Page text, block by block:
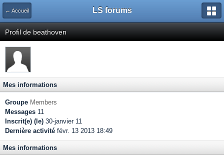
← Accueil LS forums
Profil de beathoven
Mes informations
Groupe Members
Messages 11
Inscrit(e) (le) 30-janvier 11
Dernière activité févr. 13 2013 18:49
Mes informations